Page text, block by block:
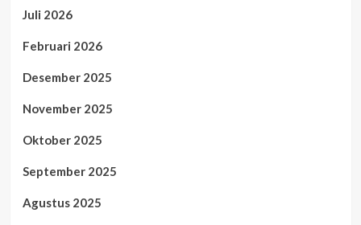
Juli 2026
Februari 2026
Desember 2025
November 2025
Oktober 2025
September 2025
Agustus 2025